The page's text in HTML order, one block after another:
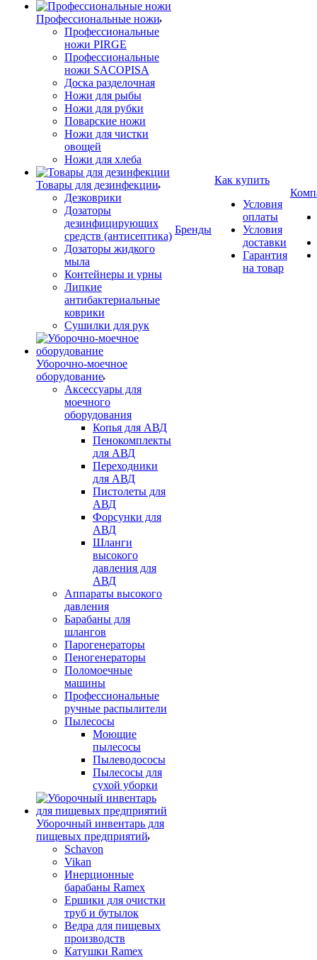
Профессиональные ножи
Профессиональные
ножи PIRGE
Профессиональные
ножи SACOPISA
Доска разделочная
Ножи для рыбы
Ножи для рубки
Поварские ножи
Ножи для чистки
овощей
Ножи для хлеба
Товары для дезинфекции
Дезковрики
Дозаторы
дезинфицирующих
средств (антисептика)
Дозаторы жидкого
мыла
Контейнеры и урны
Липкие
антибактериальные
коврики
Сушилки для рук
Уборочно-моечное
оборудование
Аксессуары для
моечного
оборудования
Копья для АВД
Пенокомплекты
для АВД
Переходники
для АВД
Пистолеты для
АВД
Форсунки для
АВД
Шланги
высокого
давления для
АВД
Аппараты высокого
давления
Барабаны для
шлангов
Парогенераторы
Пеногенераторы
Поломоечные
машины
Профессиональные
ручные распылители
Пылесосы
Моющие
пылесосы
Пылеводососы
Пылесосы для
сухой уборки
Уборочный инвентарь для
пищевых предприятий
Schavon
Vikan
Инерционные
барабаны Ramex
Ершики для очистки
труб и бутылок
Ведра для пищевых
производств
Катушки Ramex
Бренды
Как купить
Условия
оплаты
Условия
доставки
Гарантия
на товар